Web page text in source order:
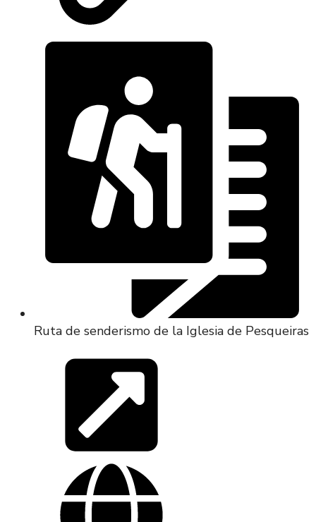
Ruta de senderismo de la Iglesia de Pesqueiras